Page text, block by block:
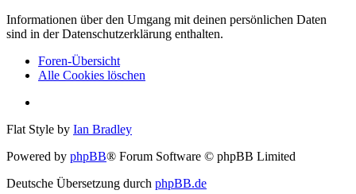
Informationen über den Umgang mit deinen persönlichen Daten
sind in der Datenschutzerklärung enthalten.
Foren-Übersicht
Alle Cookies löschen
Flat Style by Ian Bradley
Powered by phpBB® Forum Software © phpBB Limited
Deutsche Übersetzung durch phpBB.de